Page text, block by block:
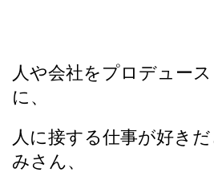
人や会社をプロデュー
に、
人に接する仕事が好き
みさん、